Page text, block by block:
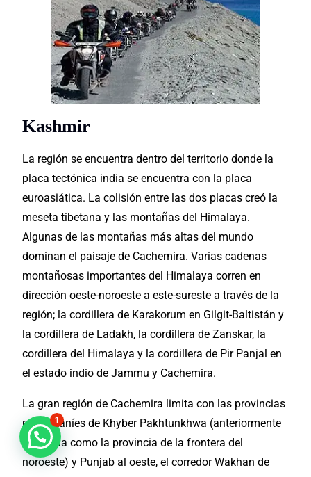
Kashmir
La región se encuentra dentro del territorio donde la
placa tectónica india se encuentra con la placa
euroasiática. La colisión entre las dos placas creó la
meseta tibetana y las montañas del Himalaya.
Algunas de las montañas más altas del mundo
dominan el paisaje de Cachemira. Varias cadenas
montañosas importantes del Himalaya corren en
dirección oeste-noroeste a este-sureste a través de la
región; la cordillera de Karakorum en Gilgit-Baltistán y
la cordillera de Ladakh, la cordillera de Zanskar, la
cordillera del Himalaya y la cordillera de Pir Panjal en
el estado indio de Jammu y Cachemira.
La gran región de Cachemira limita con las provincias
paquistaníes de Khyber Pakhtunkhwa (anteriormente
conocida como la provincia de la frontera del
noroeste) y Punjab al oeste, el corredor Wakhan de
1